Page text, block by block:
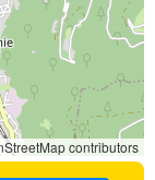
contributors